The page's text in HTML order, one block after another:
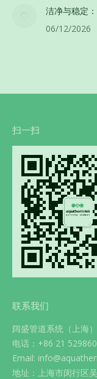
洁净与稳定
06/12/2026
扫一扫
联系我们
阔盛管道系统（上海
电话：+86 21
Email:
地址：上海市闵行区